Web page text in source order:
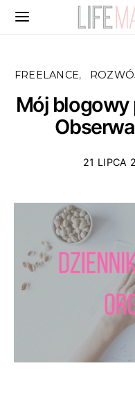
FREELANCE
Mój blogowy
21 LIPCA